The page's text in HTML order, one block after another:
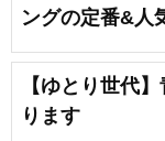
ングの定番&人
【ゆとり世代
ります